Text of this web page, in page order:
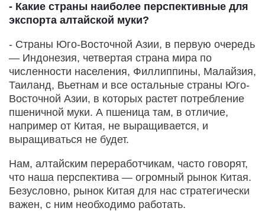
- Какие страны наиболее перспективные для
экспорта алтайской муки?
- Страны Юго-Восточной Азии, в первую очередь
— Индонезия, четвертая страна мира по
численности населения, Филлиппины, Малайзия,
Таиланд, Вьетнам и все остальные страны Юго-
Восточной Азии, в которых растет потребление
пшеничной муки. А пшеница там, в отличие,
например от Китая, не выращивается, и
выращиваться не будет.
Нам, алтайским переработчикам, часто говорят,
что наша перспектива — огромный рынок Китая.
Безусловно, рынок Китая для нас стратегически
важен, с ним необходимо работать.